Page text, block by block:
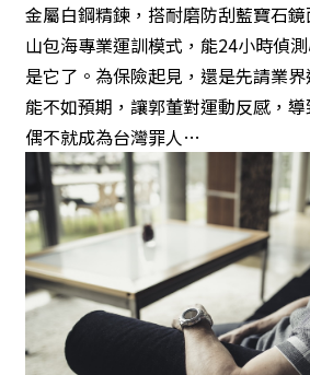
金屬白鋼精鍊，搭耐磨防刮藍寶石
山包海專業運訓模式，能24小時偵
是它了。為保險起見，還是先請業
能不如預期，讓郭董對運動反感，
偶不就成為台灣罪人…